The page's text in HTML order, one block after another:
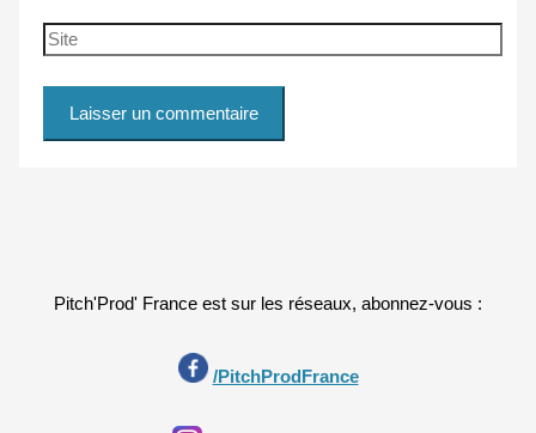
Site
Pitch'Prod' France est sur les réseaux, abonnez-vous :
/PitchProdFrance